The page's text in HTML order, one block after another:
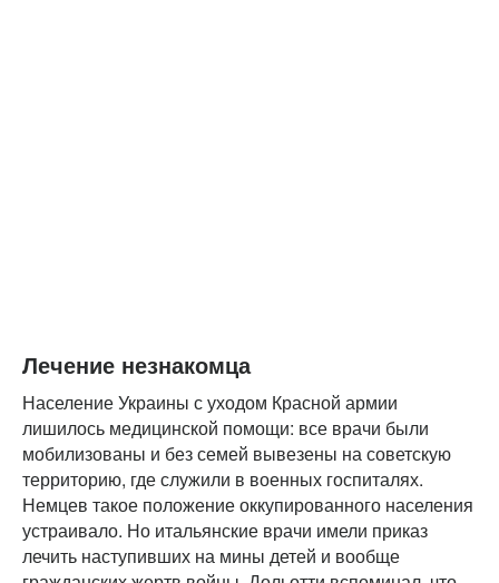
Лечение незнакомца
Население Украины с уходом Красной армии
лишилось медицинской помощи: все врачи были
мобилизованы и без семей вывезены на советскую
территорию, где служили в военных госпиталях.
Немцев такое положение оккупированного населения
устраивало. Но итальянские врачи имели приказ
лечить наступивших на мины детей и вообще